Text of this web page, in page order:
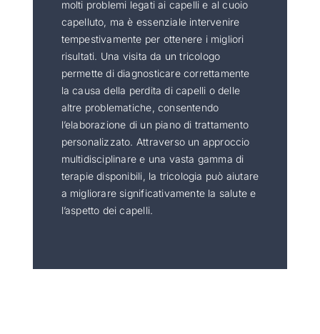
molti problemi legati ai capelli e al cuoio
capelluto, ma è essenziale intervenire
tempestivamente per ottenere i migliori
risultati. Una visita da un tricologo
permette di diagnosticare correttamente
la causa della perdita di capelli o delle
altre problematiche, consentendo
l’elaborazione di un piano di trattamento
personalizzato. Attraverso un approccio
multidisciplinare e una vasta gamma di
terapie disponibili, la tricologia può aiutare
a migliorare significativamente la salute e
l’aspetto dei capelli.